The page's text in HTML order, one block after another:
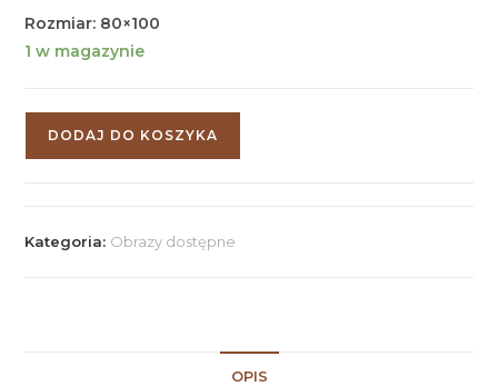
Rozmiar: 80×100
1 w magazynie
DODAJ DO KOSZYKA
Kategoria: Obrazy dostępne
OPIS